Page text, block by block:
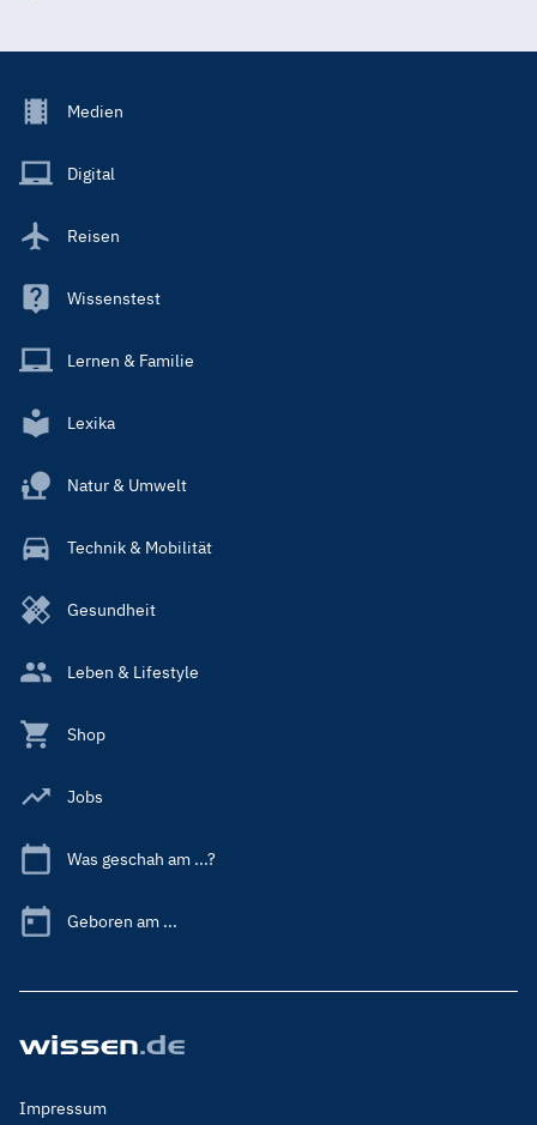
Footer
Main
Medien
Digital
Reisen
Wissenstest
Lernen & Familie
Lexika
Natur & Umwelt
Technik & Mobilität
Gesundheit
Leben & Lifestyle
Shop
Jobs
Was geschah am ...?
Geboren am ...
Footer
Impressum